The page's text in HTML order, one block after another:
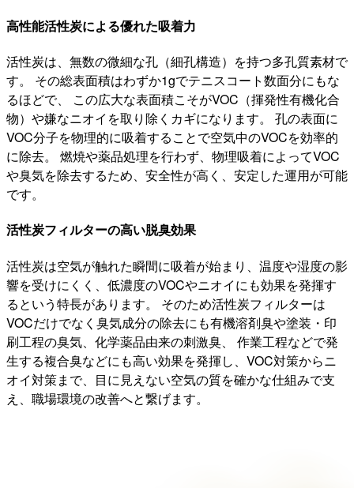
高性能活性炭による優れた吸着力
活性炭は、無数の微細な孔（細孔構造）を持つ多孔質素材で
す。 その総表面積はわずか1gでテニスコート数面分にもな
るほどで、 この広大な表面積こそがVOC（揮発性有機化合
物）や嫌なニオイを取り除くカギになります。 孔の表面に
VOC分子を物理的に吸着することで空気中のVOCを効率的
に除去。 燃焼や薬品処理を行わず、物理吸着によってVOC
や臭気を除去するため、安全性が高く、安定した運用が可能
です。
活性炭フィルターの高い脱臭効果
活性炭は空気が触れた瞬間に吸着が始まり、温度や湿度の影
響を受けにくく、低濃度のVOCやニオイにも効果を発揮す
るという特長があります。 そのため活性炭フィルターは
VOCだけでなく臭気成分の除去にも有機溶剤臭や塗装・印
刷工程の臭気、化学薬品由来の刺激臭、 作業工程などで発
生する複合臭などにも高い効果を発揮し、VOC対策からニ
オイ対策まで、目に見えない空気の質を確かな仕組みで支
え、職場環境の改善へと繋げます。